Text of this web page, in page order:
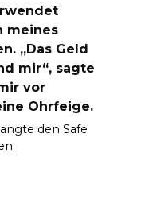
meines
„Das Geld
mir“, sagte
vor
Ohrfeige.
den Safe